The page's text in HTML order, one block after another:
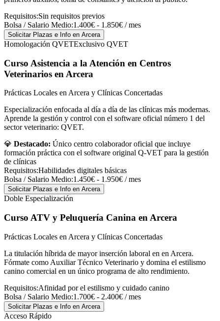
Requisitos:Sin requisitos previos
Bolsa / Salario Medio:1.400€ - 1.850€ / mes
Solicitar Plazas e Info en Arcera
Homologación QVETExclusivo QVET
Curso Asistencia a la Atención en Centros
Veterinarios en Arcera
Prácticas Locales en Arcera y Clínicas Concertadas
Especialización enfocada al día a día de las clínicas más modernas.
Aprende la gestión y control con el software oficial número 1 del
sector veterinario: QVET.
💎 Destacado: Único centro colaborador oficial que incluye
formación práctica con el software original Q-VET para la gestión
de clínicas
Requisitos:Habilidades digitales básicas
Bolsa / Salario Medio:1.450€ - 1.950€ / mes
Solicitar Plazas e Info en Arcera
Doble Especialización
Curso ATV y Peluquería Canina en Arcera
Prácticas Locales en Arcera y Clínicas Concertadas
La titulación híbrida de mayor inserción laboral en en Arcera.
Fórmate como Auxiliar Técnico Veterinario y domina el estilismo
canino comercial en un único programa de alto rendimiento.
Requisitos:Afinidad por el estilismo y cuidado canino
Bolsa / Salario Medio:1.700€ - 2.400€ / mes
Solicitar Plazas e Info en Arcera
Acceso Rápido